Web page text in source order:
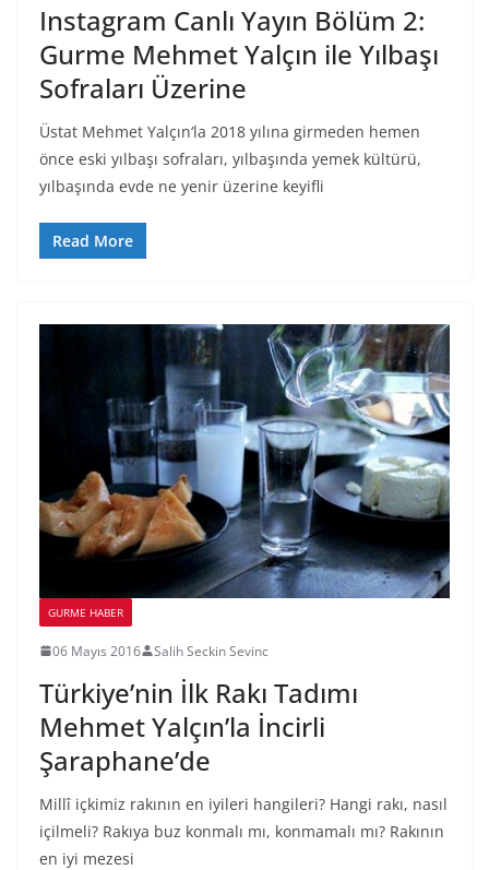
Instagram Canlı Yayın Bölüm 2:
Gurme Mehmet Yalçın ile Yılbaşı
Sofraları Üzerine
Üstat Mehmet Yalçın‘la 2018 yılına girmeden hemen
önce eski yılbaşı sofraları, yılbaşında yemek kültürü,
yılbaşında evde ne yenir üzerine keyifli
Read More
GURME HABER
06 Mayıs 2016 Salih Seckin Sevinc
Türkiye’nin İlk Rakı Tadımı
Mehmet Yalçın’la İncirli
Şaraphane’de
Millî içkimiz rakının en iyileri hangileri? Hangi rakı, nasıl
içilmeli? Rakıya buz konmalı mı, konmamalı mı? Rakının
en iyi mezesi